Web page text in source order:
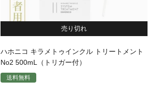
売り切れ
ハホニコ キラメトゥインクル トリートメント
No2 500mL（トリガー付）
送料無料